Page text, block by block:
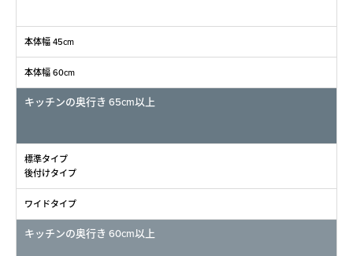
本体幅 45cm
本体幅 60cm
キッチンの奥行き 65cm以上
標準タイプ
後付けタイプ
ワイドタイプ
キッチンの奥行き 60cm以上